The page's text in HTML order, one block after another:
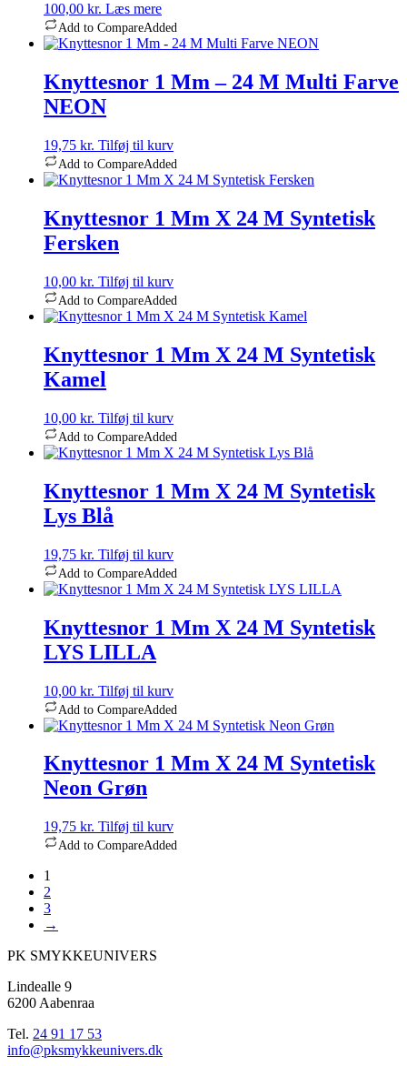
100,00 kr. Læs mere
Add to CompareAdded
Knyttesnor 1 Mm – 24 M Multi Farve
NEON
19,75 kr. Tilføj til kurv
Add to CompareAdded
Knyttesnor 1 Mm X 24 M Syntetisk
Fersken
10,00 kr. Tilføj til kurv
Add to CompareAdded
Knyttesnor 1 Mm X 24 M Syntetisk
Kamel
10,00 kr. Tilføj til kurv
Add to CompareAdded
Knyttesnor 1 Mm X 24 M Syntetisk
Lys Blå
19,75 kr. Tilføj til kurv
Add to CompareAdded
Knyttesnor 1 Mm X 24 M Syntetisk
LYS LILLA
10,00 kr. Tilføj til kurv
Add to CompareAdded
Knyttesnor 1 Mm X 24 M Syntetisk
Neon Grøn
19,75 kr. Tilføj til kurv
Add to CompareAdded
1
2
3
→
PK SMYKKEUNIVERS
Lindealle 9
6200 Aabenraa
Tel. 24 91 17 53
info@pksmykkeunivers.dk